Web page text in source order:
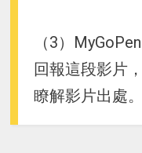
（3）
回報這段影片
瞭解影片出處。